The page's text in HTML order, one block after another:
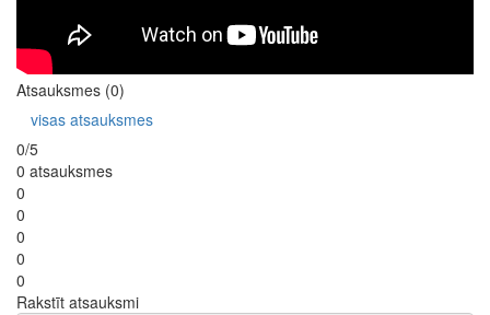
Atsauksmes (0)
visas atsauksmes
0/5
0 atsauksmes
0
0
0
0
0
Rakstīt atsauksmi